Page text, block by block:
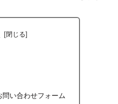
い合わせフォーム